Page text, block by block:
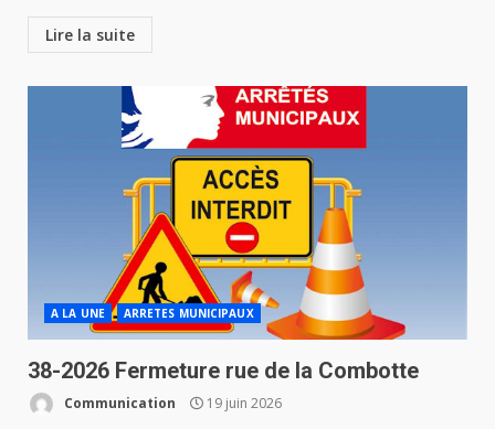
Lire la suite
A LA UNE ARRETES MUNICIPAUX
38-2026 Fermeture rue de la Combotte
Communication 19 juin 2026